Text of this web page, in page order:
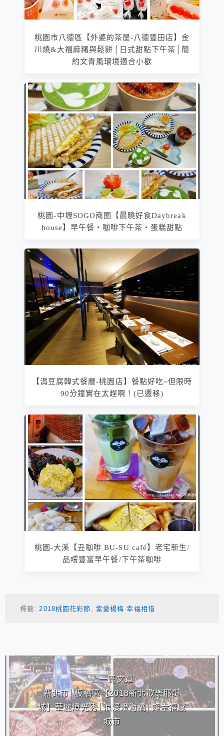
桃園市八德區【外婆的茶屋-八德豐田店】金
川燒&大福麻糬與鬆餅│日式甜點下午茶│簡
約文青風環境適合小歇
桃園-中壢SOGO商圈【晨曉好食Daybreak
house】早午餐‧咖啡下午茶‧蛋糕甜點
【涓豆腐韓式餐廳-桃園店】餐點好吃~但限時
90分鐘實在太趕啊！(已遷移)
桃園-大溪【丑咖啡 BU-SU café】老宅新生/
品嚐豐富早午餐/下午茶咖啡
標籤: 2018桃園花彩節 紫愛楊梅 幸福相惜
相連文章
上一篇文章
新北市│板橋區【2018新北歡樂耶誕
城】華麗燈光秀│浪漫燈海橋│超幸福感
城市